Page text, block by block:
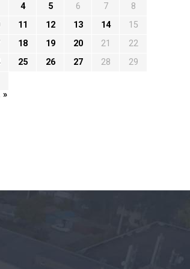
4 5 6 7
8
11 12 13 14
15
18 19 20 21
22
25 26 27 28
29
»